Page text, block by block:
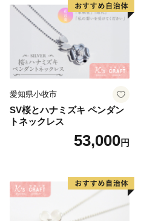
愛知県小牧市
SV桜とハナミズキ ペンダン
トネックレス
53,000円